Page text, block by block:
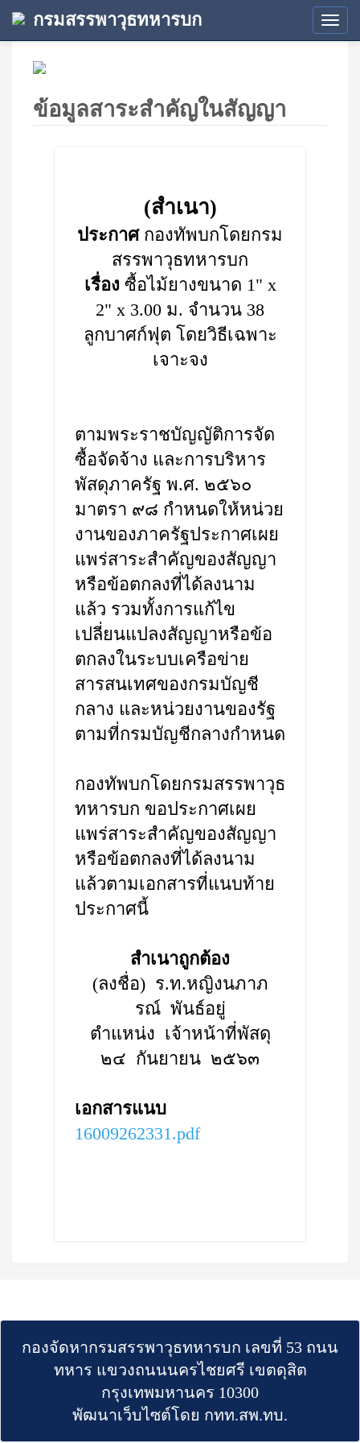
กรมสรรพาวุธทหารบก
ข้อมูลสาระสำคัญในสัญญา
(สำเนา)
ประกาศกองทัพบกโดยกรม
สรรพาวุธทหารบก
เรื่อง ซื้อไม้ยางขนาด 1" x
2" x 3.00 ม. จำนวน 38
ลูกบาศก์ฟุต โดยวิธีเฉพาะ
เจาะจง
ตามพระราชบัญญัติการจัด
ซื้อจัดจ้าง และการบริหาร
พัสดุภาครัฐ พ.ศ. ๒๕๖๐
มาตรา ๙๘ กำหนดให้หน่วย
งานของภาครัฐประกาศเผย
แพร่สาระสำคัญของสัญญา
หรือข้อตกลงที่ได้ลงนาม
แล้ว รวมทั้งการแก้ไข
เปลี่ยนแปลงสัญญาหรือข้อ
ตกลงในระบบเครือข่าย
สารสนเทศของกรมบัญชี
กลาง และหน่วยงานของรัฐ
ตามที่กรมบัญชีกลางกำหนด
กองทัพบกโดยกรมสรรพาวุธ
ทหารบก ขอประกาศเผย
แพร่สาระสำคัญของสัญญา
หรือข้อตกลงที่ได้ลงนาม
แล้วตามเอกสารที่แนบท้าย
ประกาศนี้
สำเนาถูกต้อง
(ลงชื่อ) ร.ท.หญิงนภาภ
รณ์ พันธ์อยู่
ตำแหน่ง เจ้าหน้าที่พัสดุ
๒๔ กันยายน ๒๕๖๓
เอกสารแนบ
16009262331.pdf
กองจัดหากรมสรรพาวุธทหารบก เลขที่ 53 ถนน
ทหาร แขวงถนนนครไชยศรี เขตดุสิต
กรุงเทพมหานคร 10300
พัฒนาเว็บไซต์โดย กทท.สพ.ทบ.